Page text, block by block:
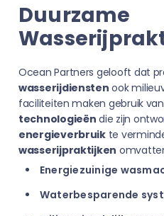
Duurzame
Ocean Partners gelooft dat
wasserijdiensten ook
faciliteiten maken gebruik
technologieën die zijn
energieverbruikte
wasserijpraktijken
Energiezuinige
Waterbesparende